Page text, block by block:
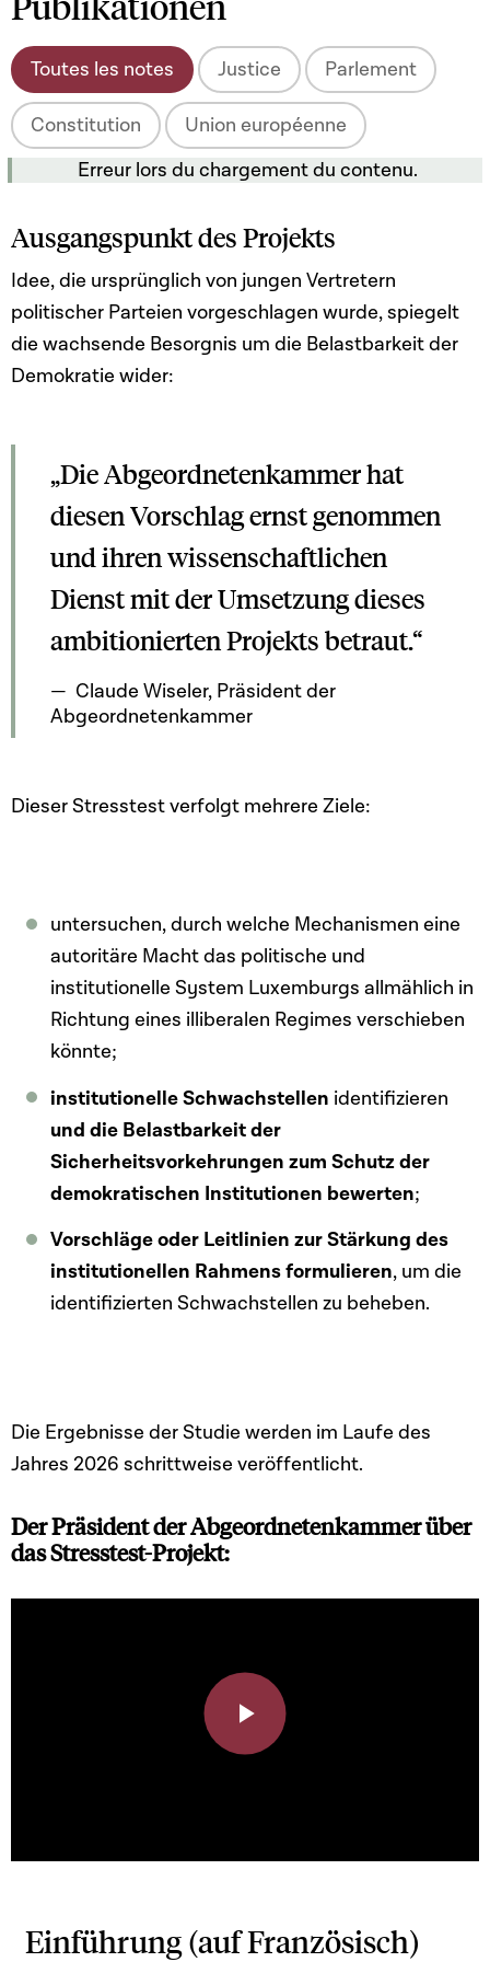
Toutes les notes Justice Parlement
Constitution
Union européenne
Erreur lors du chargement du contenu.
Ausgangspunkt des Projekts
Idee, die ursprünglich von jungen Vertretern
politischer Parteien vorgeschlagen wurde, spiegelt
die wachsende Besorgnis um die Belastbarkeit der
Demokratie wider:
„Die Abgeordnetenkammer hat
diesen Vorschlag ernst genommen
und ihren wissenschaftlichen
Dienst mit der Umsetzung dieses
ambitionierten Projekts betraut.“
Claude Wiseler, Präsident der
Abgeordnetenkammer
Dieser Stresstest verfolgt mehrere Ziele:
untersuchen, durch welche Mechanismen eine
autoritäre Macht das politische und
institutionelle System Luxemburgs allmählich in
Richtung eines illiberalen Regimes verschieben
könnte;
institutionelle Schwachstellen identifizieren
und die Belastbarkeit der
Sicherheitsvorkehrungen zum Schutz der
demokratischen Institutionen bewerten;
Vorschläge oder Leitlinien zur Stärkung des
institutionellen Rahmens formulieren, um die
identifizierten Schwachstellen zu beheben.
Die Ergebnisse der Studie werden im Laufe des
Jahres 2026 schrittweise veröffentlicht.
Der Präsident der Abgeordnetenkammer über
das Stresstest-Projekt:
Play
Einführung (auf Französisch)